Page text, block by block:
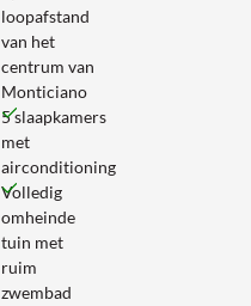
loopafstand
van het
centrum van
Monticiano
5 slaapkamers
met
airconditioning
Volledig
omheinde
tuin met
ruim
zwembad